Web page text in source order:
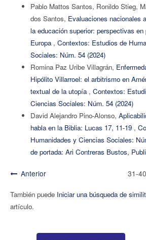
Pablo Mattos Santos, Ronildo Stieg,
dos Santos, Evaluaciones nacionales
la educación superior: perspectivas
Europa , Contextos: Estudios de
Sociales: Núm. 54 (2024)
Romina Paz Uribe Villagrán,
Hipólito Villarroel: el arbitrismo en
textual de la utopía , Contextos:
Ciencias Sociales: Núm. 54 (2024)
David Alejandro Pino-Alonso,
habla en la Biblia: Lucas 17, 11-19 ,
Humanidades y Ciencias Sociales:
de portada: Ari Contreras Bustos,
Anterior 31-
También puede Iniciar una búsqueda de
artículo.